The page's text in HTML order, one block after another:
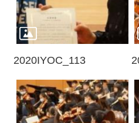
2020IYOC_113